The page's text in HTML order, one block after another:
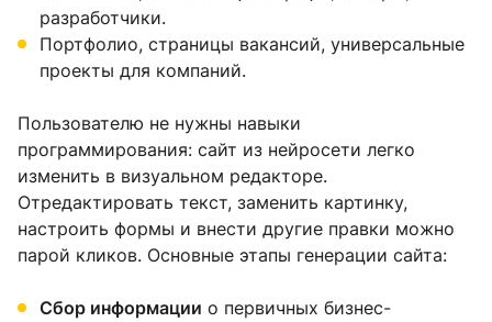
разработчики.
Портфолио, страницы вакансий, универсальные
проекты для компаний.
Пользователю не нужны навыки
программирования: сайт из нейросети легко
изменить в визуальном редакторе.
Отредактировать текст, заменить картинку,
настроить формы и внести другие правки можно
парой кликов. Основные этапы генерации сайта:
Сбор информации о первичных бизнес-